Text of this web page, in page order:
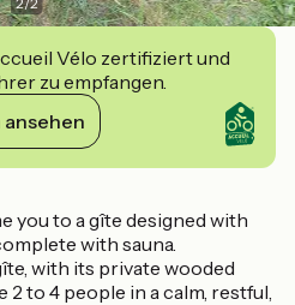
Vélo zertifiziert und
zu empfangen.
ansehen
you to a gîte designed with
with sauna.
with its private wooded
2 to 4 people in a calm, restful,